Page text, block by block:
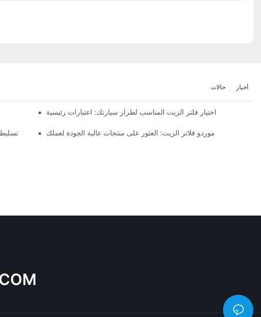
أخبار حالات
اختيار فلتر الزيت المناسب لطراز سيارتك: اعتبارات رئيسية
تسليط موردو فلاتر الزيت: العثور على منتجات عالية الجودة لعملك